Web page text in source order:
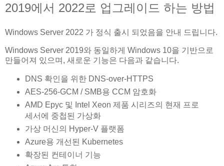
2019에서 2022로 업그레이드 하는 방법
Windows Server 2022 가 정식 출시 되었음을 안내 드립니다.
Windows Server 2019와 동일하게 Windows 10을 기반으로
만들어져 있으며, 새로운 기능은 다음과 같습니다.
DNS 확인을 위한 DNS-over-HTTPS
AES-256-GCM / SMB용 CCM 암호화
AMD Epyc 및 Intel Xeon 제품 시리즈의 현재 프로
세서에 중첩된 가상화
가상 머신의 Hyper-V 플랫폼
Azure용 개선된 Kubernetes
확장된 컨테이너 기능